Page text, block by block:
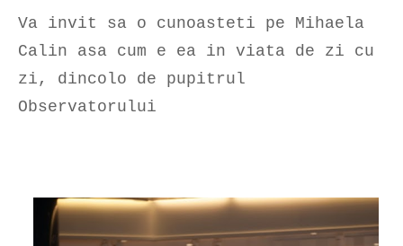
Va invit sa o cunoasteti pe Mihaela
Calin asa cum e ea in viata de zi cu
zi, dincolo de pupitrul
Observatorului